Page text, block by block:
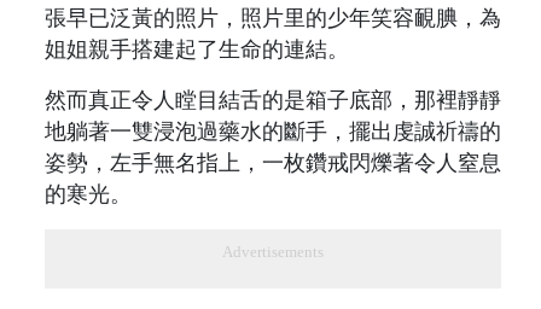
張早已泛黃的照片，照片里的少年笑容靦腆，為
姐姐親手搭建起了生命的連結。
然而真正令人瞠目結舌的是箱子底部，那裡靜靜
地躺著一雙浸泡過藥水的斷手，擺出虔誠祈禱的
姿勢，左手無名指上，一枚鑽戒閃爍著令人窒息
的寒光。
Advertisements